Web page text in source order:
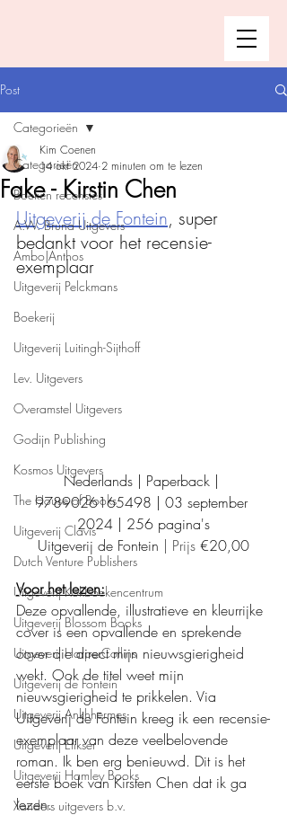
Post
Categorieën
Boeken recensies
A.W. Bruna Uitgevers
Ambo|Anthos
Uitgeverij Pelckmans
Boekerij
Uitgeverij Luitingh-Sijthoff
Lev. Uitgevers
Overamstel Uitgevers
Godijn Publishing
Kosmos Uitgevers
The House of Books
Uitgeverij Clavis
Dutch Venture Publishers
Uitgeverij Kokboekencentrum
Uitgeverij Blossom Books
Uitgeverij HarperCollins
Uitgeverij de Fontein
Uitgeverij Ankhhermes
Uitgeverij Elikser
Uitgeverij Hamley Books
Xanders uitgevers b.v.
Categorieën
Fake - Kirstin Chen
Kim Coenen
14 okt 2024 2 minuten om te lezen
Uitgeverij de Fontein, super
bedankt voor het recensie-
exemplaar
Nederlands | Paperback |
9789026165498 | 03 september
2024 | 256 pagina's
Uitgeverij de Fontein | Prijs €20,00
Voor het lezen:
Deze opvallende, illustratieve en kleurrijke
cover is een opvallende en sprekende
cover die direct mijn nieuwsgierigheid
wekt. Ook de titel weet mijn
nieuwsgierigheid te prikkelen. Via
Uitgeverij de Fontein kreeg ik een recensie-
exemplaar van deze veelbelovende
roman. Ik ben erg benieuwd. Dit is het
eerste boek van Kirsten Chen dat ik ga
lezen.